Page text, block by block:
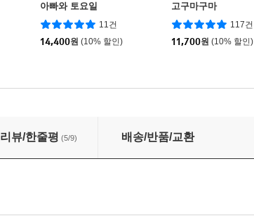
아빠와 토요일
11건
14,400원 (10% 할인)
고구마구마
117건
11,700원 (10% 할인)
리뷰/한줄평 (5/9) 배송/반품/교환